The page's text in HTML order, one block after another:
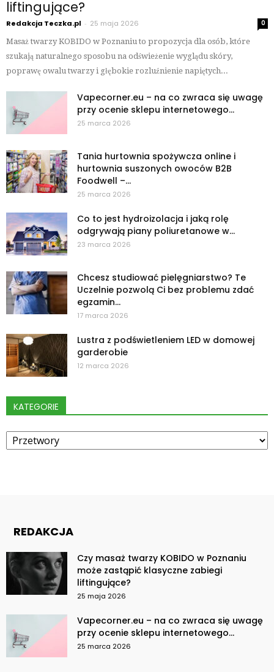
liftingujące?
Redakcja Teczka.pl - 25 maja 2026
0
Masaż twarzy KOBIDO w Poznaniu to propozycja dla osób, które
szukają naturalnego sposobu na odświeżenie wyglądu skóry,
poprawę owalu twarzy i głębokie rozluźnienie napiętych...
Vapecorner.eu – na co zwraca się uwagę
przy ocenie sklepu internetowego...
25 marca 2026
Tania hurtownia spożywcza online i
hurtownia suszonych owoców B2B
Foodwell –...
25 marca 2026
Co to jest hydroizolacja i jaką rolę
odgrywają piany poliuretanowe w...
23 marca 2026
Chcesz studiować pielęgniarstwo? Te
Uczelnie pozwolą Ci bez problemu zdać
egzamin...
17 marca 2026
Lustra z podświetleniem LED w domowej
garderobie
12 marca 2026
KATEGORIE
Kategorie
REDAKCJA
Czy masaż twarzy KOBIDO w Poznaniu
może zastąpić klasyczne zabiegi
liftingujące?
25 maja 2026
Vapecorner.eu – na co zwraca się uwagę
przy ocenie sklepu internetowego...
25 marca 2026